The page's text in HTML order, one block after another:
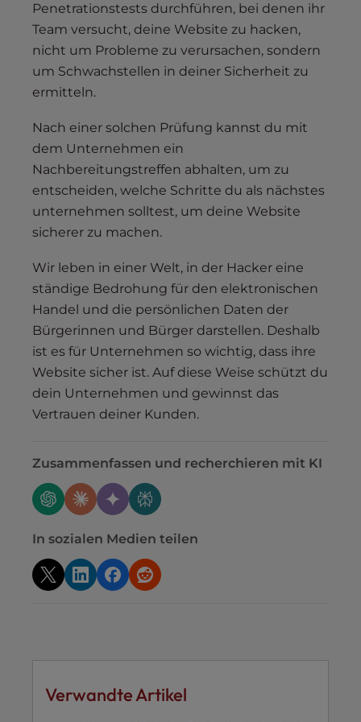
Penetrationstests durchführen, bei denen ihr
Team versucht, deine Website zu hacken,
nicht um Probleme zu verursachen, sondern
um Schwachstellen in deiner Sicherheit zu
ermitteln.
Nach einer solchen Prüfung kannst du mit
dem Unternehmen ein
Nachbereitungstreffen abhalten, um zu
entscheiden, welche Schritte du als nächstes
unternehmen solltest, um deine Website
sicherer zu machen.
Wir leben in einer Welt, in der Hacker eine
ständige Bedrohung für den elektronischen
Handel und die persönlichen Daten der
Bürgerinnen und Bürger darstellen. Deshalb
ist es für Unternehmen so wichtig, dass ihre
Website sicher ist. Auf diese Weise schützt du
dein Unternehmen und gewinnst das
Vertrauen deiner Kunden.
Zusammenfassen und recherchieren mit KI
In sozialen Medien teilen
Verwandte Artikel